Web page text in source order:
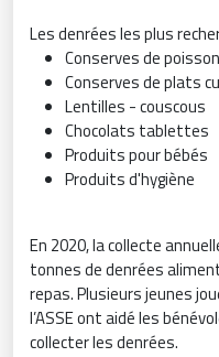
Les denrées les plus
Conserves de
Conserves de plats
Lentilles - couscous
Chocolats tablettes
Produits pour bébés
Produits d'hygiène
En 2020, la collecte
tonnes de denrées
repas. Plusieurs jeunes
l’ASSE ont aidé les
collecter les denrées.